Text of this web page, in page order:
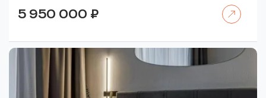
5 950 000 ₽